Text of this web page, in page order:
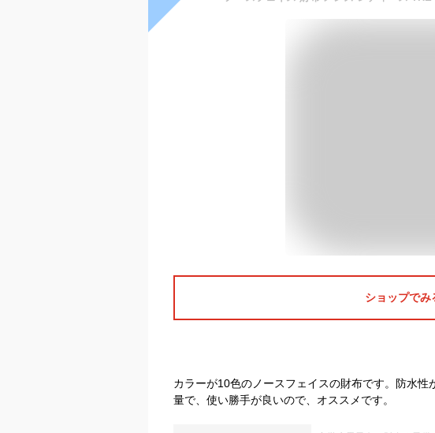
ショップでみ
カラーが10色のノースフェイスの財布です。防水
量で、使い勝手が良いので、オススメです。